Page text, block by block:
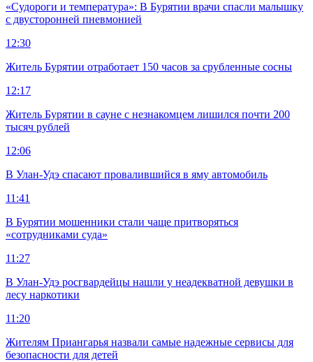
«Судороги и температура»: В Бурятии врачи спасли малышку
с двусторонней пневмонией
12:30
Житель Бурятии отработает 150 часов за срубленные сосны
12:17
Житель Бурятии в сауне с незнакомцем лишился почти 200
тысяч рублей
12:06
В Улан-Удэ спасают провалившийся в яму автомобиль
11:41
В Бурятии мошенники стали чаще притворяться
«сотрудниками суда»
11:27
В Улан-Удэ росгвардейцы нашли у неадекватной девушки в
лесу наркотики
11:20
Жителям Приангарья назвали самые надежные сервисы для
безопасности для детей